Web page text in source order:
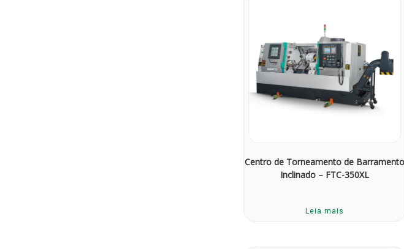
Centro de Torneamento de Barramento
Inclinado – FTC-350XL
Leia mais